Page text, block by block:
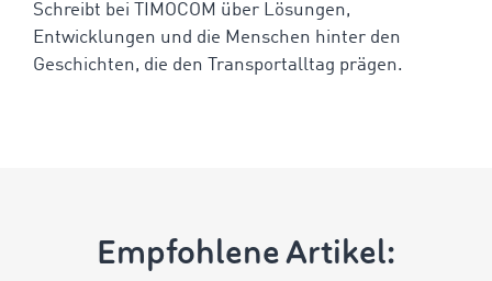
Schreibt bei TIMOCOM über Lösungen,
Entwicklungen und die Menschen hinter den
Geschichten, die den Transportalltag prägen.
Empfohlene Artikel: